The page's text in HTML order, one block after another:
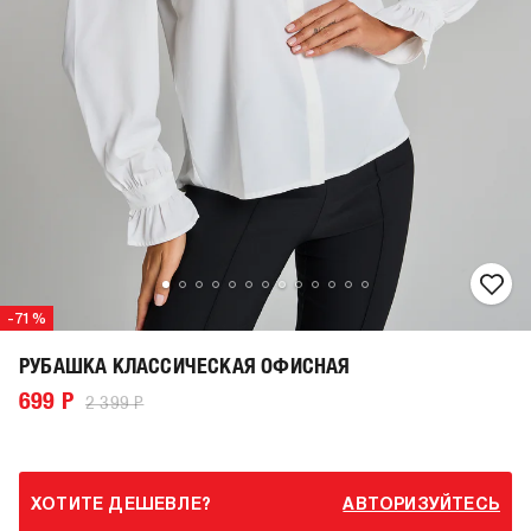
-71%
РУБАШКА КЛАССИЧЕСКАЯ ОФИСНАЯ
699 Р 2 399 Р
ХОТИТЕ ДЕШЕВЛЕ? АВТОРИЗУЙТЕСЬ